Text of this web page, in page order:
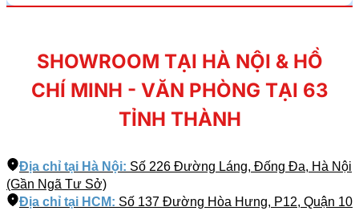
SHOWROOM TẠI HÀ NỘI & HỒ
CHÍ MINH - VĂN PHÒNG TẠI 63
TỈNH THÀNH
Địa chỉ tại Hà Nội: Số 226 Đường Láng, Đống Đa, Hà Nội
(Gần Ngã Tư Sở)
Địa chỉ tại HCM: Số 137 Đường Hòa Hưng, P12, Quận 10